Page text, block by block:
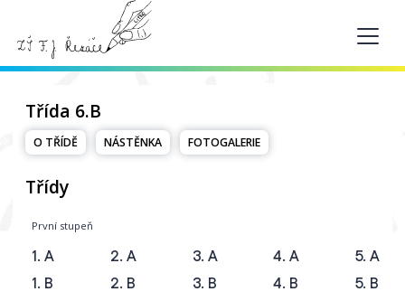
Třída 6.B
O TŘÍDĚ NÁSTĚNKA FOTOGALERIE
Třídy
První stupeň
1. A
1. B
2. A
2. B
3. A
3. B
4. A
4. B
5. A
5. B